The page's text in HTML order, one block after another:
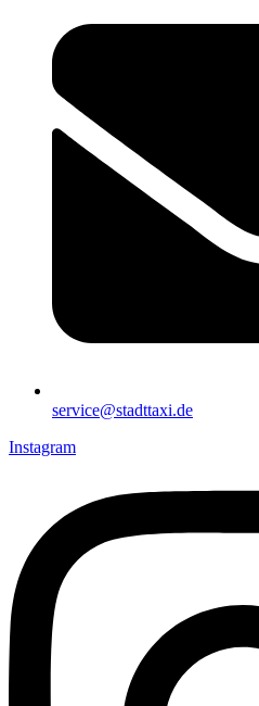
service@stadttaxi.de
Instagram